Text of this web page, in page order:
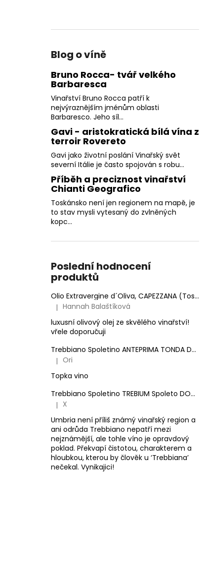
Blog o víně
Bruno Rocca- tvář velkého
Barbaresca
Vinařství Bruno Rocca patří k
nejvýraznějším jménům oblasti
Barbaresco. Jeho síl...
Gavi - aristokratická bílá vína z
terroir Rovereto
Gavi jako životní poslání Vinařský svět
severní Itálie je často spojován s robu...
Příběh a preciznost vinařství
Chianti Geografico
Toskánsko není jen regionem na mapě, je
to stav mysli vytesaný do zvlněných
kopc...
Poslední hodnocení
produktů
Olio Extravergine d´Oliva, CAPEZZANA (Toskánsko) - 0,5 l
Hodnocení produktu je 5 z 5 hvězdiček.
| Hannah Balaštíková
luxusní olivový olej ze skvělého vinařství!
vřele doporučuji
Trebbiano Spoletino ANTEPRIMA TONDA DOC.
Hodnocení produktu je 5 z 5 hvězdiček.
| Ori
Topka vino
Trebbiano Spoletino TREBIUM Spoleto DOC.
Hodnocení produktu je 5 z 5 hvězdiček.
| X
Umbria není příliš známý vinařský region a
ani odrůda Trebbiano nepatří mezi
nejznámější, ale tohle víno je opravdový
poklad. Překvapí čistotou, charakterem a
hloubkou, kterou by člověk u ‘Trebbiana’
nečekal. Vynikajici!